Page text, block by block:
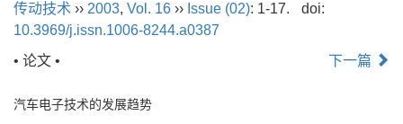
传动技术 ›› 2003, Vol. 16 ›› Issue (02): 1-17.
doi:
10.3969/j.issn.1006-8244.a0387
• 论文 •
下一篇
汽车电子技术的发展趋势